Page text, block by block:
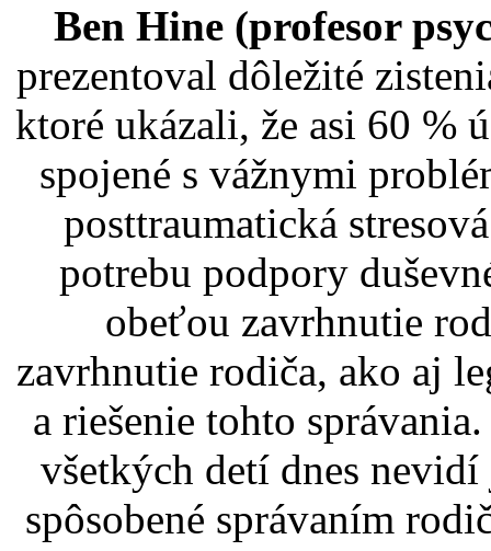
Ben Hine (profesor
prezentoval dôležité
ktoré ukázali, že asi 60 %
spojené s vážnymi
posttraumatická
potrebu podpory
obeťou zavrhnutie
zavrhnutie rodiča, ako aj
a riešenie tohto
všetkých detí dnes
spôsobené správaním